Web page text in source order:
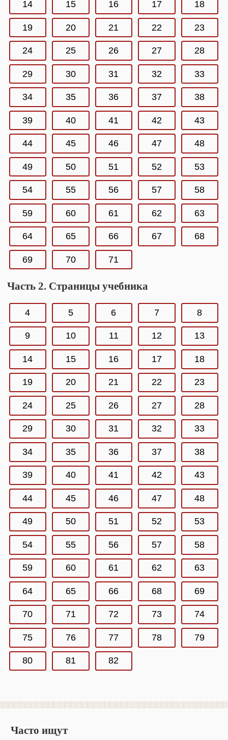
14 15 16 17 18
19 20 21 22 23
24 25 26 27 28
29 30 31 32 33
34 35 36 37 38
39 40 41 42 43
44 45 46 47 48
49 50 51 52 53
54 55 56 57 58
59 60 61 62 63
64 65 66 67 68
69 70 71
Часть 2. Страницы учебника
4 5 6 7 8
9 10 11 12 13
14 15 16 17 18
19 20 21 22 23
24 25 26 27 28
29 30 31 32 33
34 35 36 37 38
39 40 41 42 43
44 45 46 47 48
49 50 51 52 53
54 55 56 57 58
59 60 61 62 63
64 65 66 68 69
70 71 72 73 74
75 76 77 78 79
80 81 82
Часто ищут